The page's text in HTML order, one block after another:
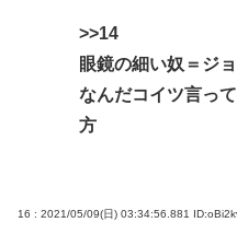
>>14
眼鏡の細い奴＝ジ
なんだコイツ言っ
方
16 : 2021/05/09(日) 03:34:56.881